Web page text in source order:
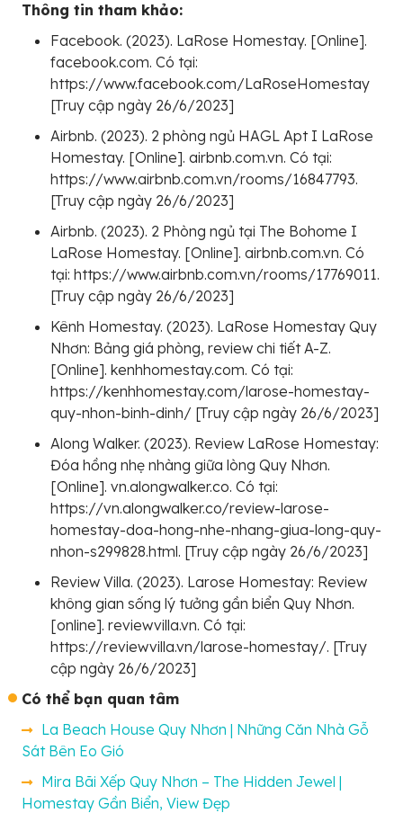
Thông tin tham khảo:
Facebook. (2023). LaRose Homestay. [Online].
facebook.com. Có tại:
https://www.facebook.com/LaRoseHomestay
[Truy cập ngày 26/6/2023]
Airbnb. (2023). 2 phòng ngủ HAGL Apt I LaRose
Homestay. [Online]. airbnb.com.vn. Có tại:
https://www.airbnb.com.vn/rooms/16847793.
[Truy cập ngày 26/6/2023]
Airbnb. (2023). 2 Phòng ngủ tại The Bohome I
LaRose Homestay. [Online]. airbnb.com.vn. Có
tại: https://www.airbnb.com.vn/rooms/17769011.
[Truy cập ngày 26/6/2023]
Kênh Homestay. (2023). LaRose Homestay Quy
Nhơn: Bảng giá phòng, review chi tiết A-Z.
[Online]. kenhhomestay.com. Có tại:
https://kenhhomestay.com/larose-homestay-
quy-nhon-binh-dinh/ [Truy cập ngày 26/6/2023]
Along Walker. (2023). Review LaRose Homestay:
Đóa hồng nhẹ nhàng giữa lòng Quy Nhơn.
[Online]. vn.alongwalker.co. Có tại:
https://vn.alongwalker.co/review-larose-
homestay-doa-hong-nhe-nhang-giua-long-quy-
nhon-s299828.html. [Truy cập ngày 26/6/2023]
Review Villa. (2023). Larose Homestay: Review
không gian sống lý tưởng gần biển Quy Nhơn.
[online]. reviewvilla.vn. Có tại:
https://reviewvilla.vn/larose-homestay/. [Truy
cập ngày 26/6/2023]
Có thể bạn quan tâm
La Beach House Quy Nhơn | Những Căn Nhà Gỗ
Sát Bên Eo Gió
Mira Bãi Xếp Quy Nhơn – The Hidden Jewel |
Homestay Gần Biển, View Đẹp